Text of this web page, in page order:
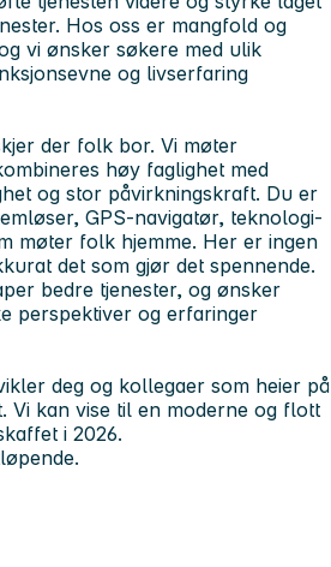
Hos oss er mangfold og
vi ønsker søkere med ulik
og livserfaring
der folk bor. Vi møter
høy faglighet med
og stor påvirkningskraft. Du er
GPS-navigatør, teknologi-
møter folk hjemme. Her er ingen
det som gjør det spennende.
bedre tjenester, og ønsker
perspektiver og erfaringer
deg og kollegaer som heier på
Vi kan vise til en moderne og flott
i 2026.